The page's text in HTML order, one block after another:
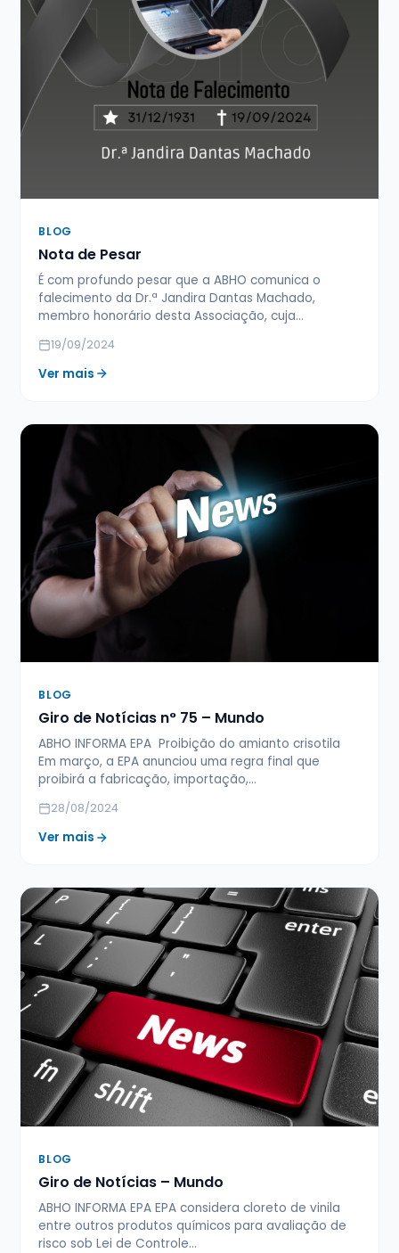
BLOG
Nota de Pesar
É com profundo pesar que a ABHO comunica o
falecimento da Dr.ª Jandira Dantas Machado,
membro honorário desta Associação, cuja…
19/09/2024
Ver mais
BLOG
Giro de Notícias n° 75 – Mundo
ABHO INFORMA EPA Proibição do amianto crisotila
Em março, a EPA anunciou uma regra final que
proibirá a fabricação, importação,…
28/08/2024
Ver mais
BLOG
Giro de Notícias – Mundo
ABHO INFORMA EPA EPA considera cloreto de vinila
entre outros produtos químicos para avaliação de
risco sob Lei de Controle…